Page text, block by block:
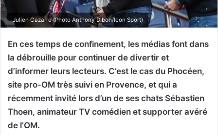
Julien Cazarre (Photo Anthony Dibon/Icon Sport)
En ces temps de confinement, les médias font dans
la débrouille pour continuer de divertir et
d’informer leurs lecteurs. C’est le cas du Phocéen,
site pro-OM très suivi en Provence, et qui a
récemment invité lors d’un de ses chats Sébastien
Thoen, animateur TV comédien et supporter avéré
de l’OM.